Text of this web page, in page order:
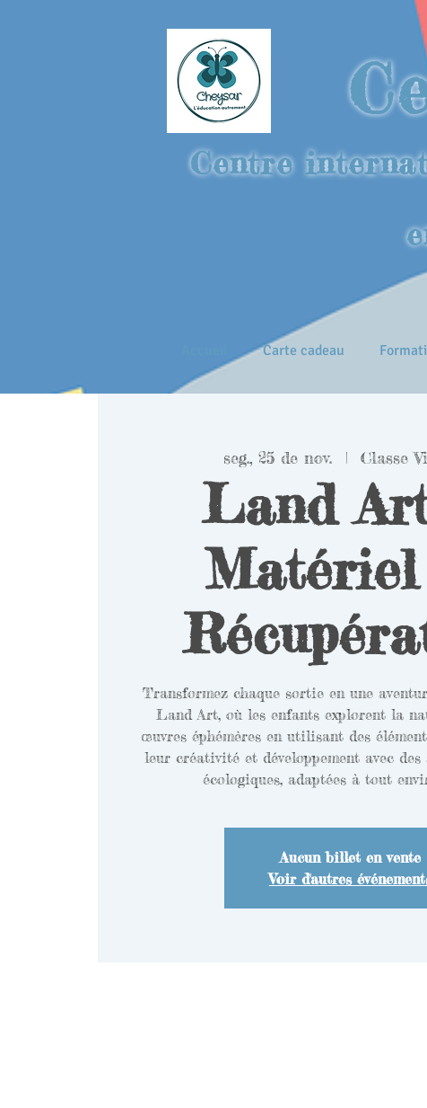
Centre
Carte cadeau
seg., 25 de nov.
  |
Classe
Land
Transformez chaque sortie en une
Land Art, où les enfants explorent la
œuvres éphémères en utilisant des
leur créativité et développement avec
écologiques, adaptées à tout
Aucun billet en vente
Voir d'autres